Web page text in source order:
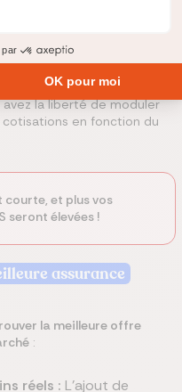
TNS peut inclure une
peuvent être choisis
la liberté de moduler
en fonction du
courte, et plus vos
seront élevées !
assurance
la meilleure offre
:
réels : L’ajout de